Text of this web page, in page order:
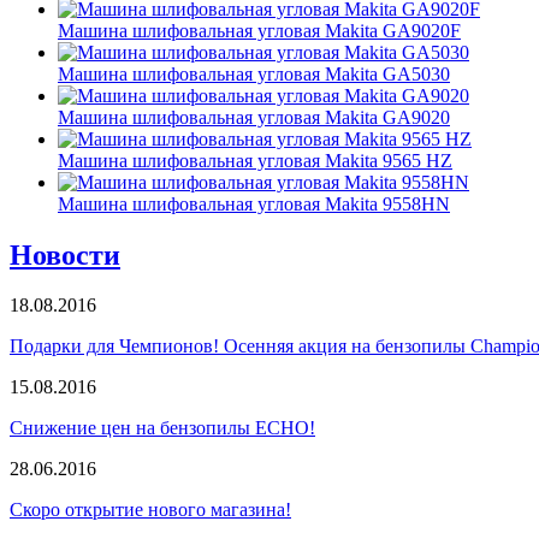
Машина шлифовальная угловая Makita GA9020F
Машина шлифовальная угловая Makita GA5030
Машина шлифовальная угловая Makita GA9020
Машина шлифовальная угловая Makita 9565 HZ
Машина шлифовальная угловая Makita 9558HN
Новости
18.08.2016
Подарки для Чемпионов! Осенняя акция на бензопилы
15.08.2016
Снижение цен на бензопилы ECHO!
28.06.2016
Скоро открытие нового магазина!